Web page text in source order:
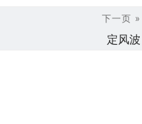
下一页 »
定风波